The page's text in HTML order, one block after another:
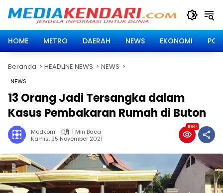
HOME
METRO DAERAH NEWS EKONOMI
Beranda HEADLINE NEWS NEWS
NEWS
13 Orang Jadi Tersangka dalam
Kasus Pembakaran Rumah di Buton
Medkom
1 Min Baca
Kamis, 25 November 2021
1087